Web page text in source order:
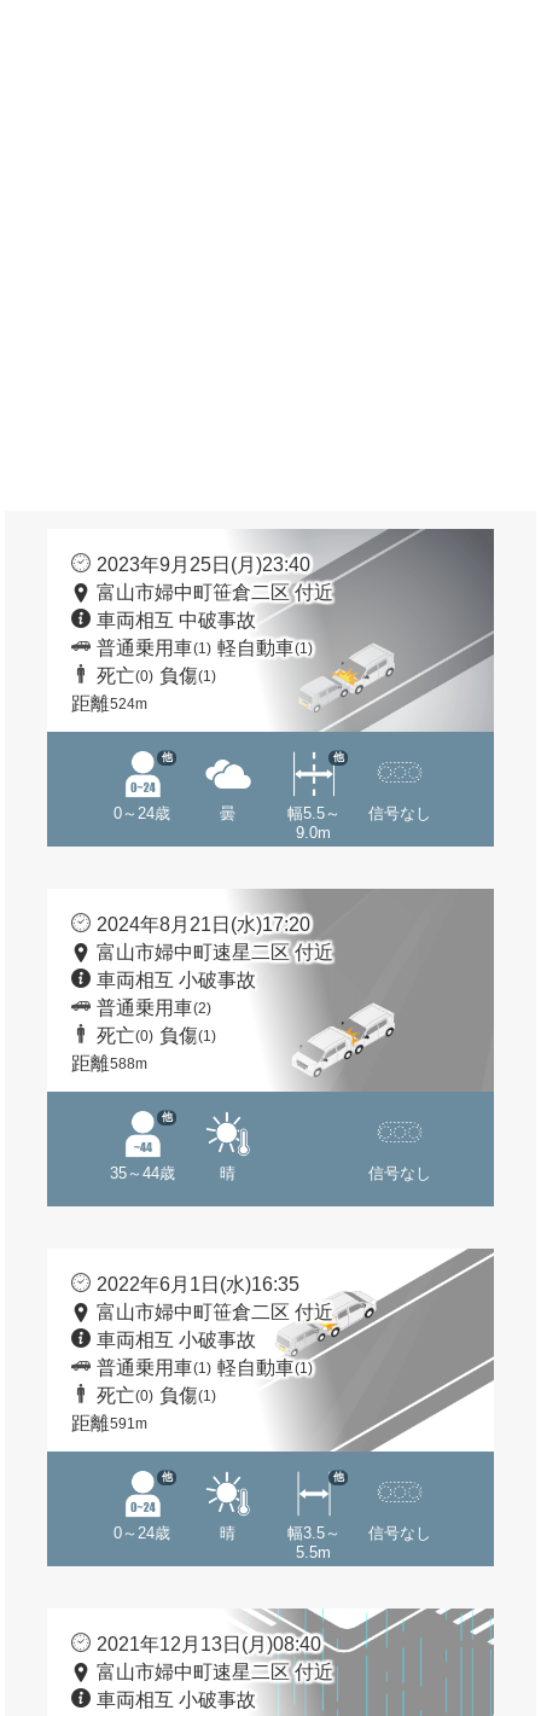
2023年9月25日(月)23:40
富山市婦中町笹倉二区 付近
車両相互 中破事故
普通乗用車(1) 軽自動車(1)
死亡(0) 負傷(1)
距離524m
0～24歳
他
曇
幅5.5～
9.0m
他
信号なし
2024年8月21日(水)17:20
富山市婦中町速星二区 付近
車両相互 小破事故
普通乗用車(2)
死亡(0) 負傷(1)
距離588m
35～44歳
他
晴 信号なし
2022年6月1日(水)16:35
富山市婦中町笹倉二区 付近
車両相互 小破事故
普通乗用車(1) 軽自動車(1)
死亡(0) 負傷(1)
距離591m
0～24歳
他
晴
幅3.5～
5.5m
他
信号なし
2021年12月13日(月)08:40
富山市婦中町速星二区 付近
車両相互 小破事故